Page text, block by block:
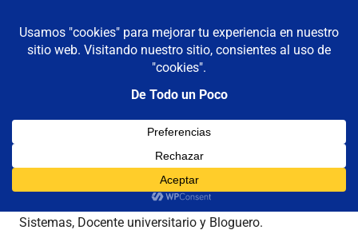
contenido
De todo un poco
Reflexiones,
Viajes
MENÚ
Autor:Luis Castellanos
Experto en Tecnología y Seguridad. Ingeniero de
Sistemas, Docente universitario y Bloguero.